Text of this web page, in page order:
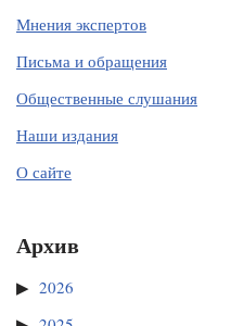
Мнения экспертов
Письма и обращения
Общественные слушания
Наши издания
О сайте
Архив
2026